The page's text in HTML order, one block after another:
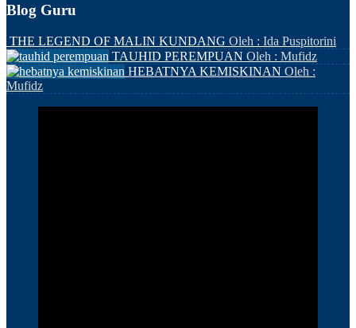
Blog Guru
THE LEGEND OF MALIN KUNDANG Oleh : Ida Puspitorini
TAUHID PEREMPUAN Oleh : Mufidz
HEBATNYA KEMISKINAN Oleh :
Mufidz